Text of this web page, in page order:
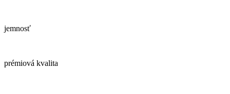
jemnosť
prémiová kvalita